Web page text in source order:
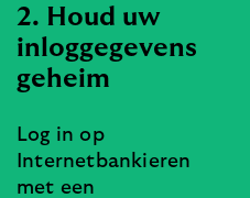
2. Houd uw
inloggegevens
geheim
Log in op
Internetbankieren
met een